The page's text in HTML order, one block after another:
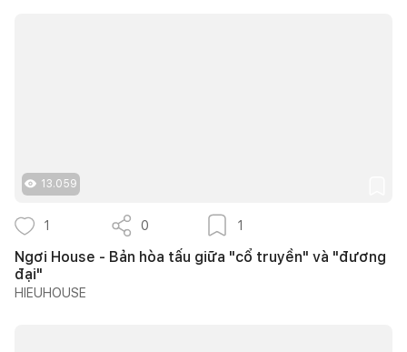
13.059
1 0 1
Ngơi House - Bản hòa tấu giữa "cổ truyền" và "đương
đại"
HIEUHOUSE